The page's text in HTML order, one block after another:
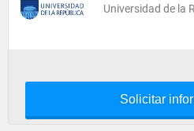
Universidad de la
Solicitar